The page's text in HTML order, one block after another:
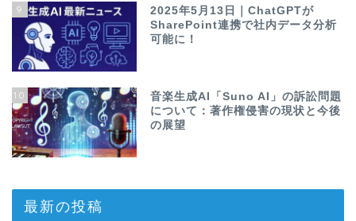
9
2025年5月13日｜ChatGPTが
SharePoint連携で社内データ分析
可能に！
10
音楽生成AI「Suno AI」の訴訟問題
について：著作権侵害の現状と今後
の展望
最新の投稿